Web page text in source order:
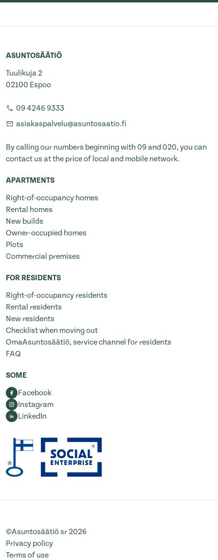
ASUNTOSÄÄTIÖ
Tuulikuja 2
02100 Espoo
09 4246 9333
asiakaspalvelu@asuntosaatio.fi
By calling our numbers beginning with 09 and 020, you can
contact us at the price of local and mobile network.
APARTMENTS
Right-of-occupancy homes
Rental homes
New builds
Owner-occupied homes
Plots
Commercial premises
FOR RESIDENTS
Right-of-occupancy residents
Rental residents
New residents
Checklist when moving out
OmaAsuntosäätiö, service channel for residents
FAQ
SOME
Facebook
Instagram
LinkedIn
©Asuntosäätiö sr 2026
Privacy policy
Terms of use